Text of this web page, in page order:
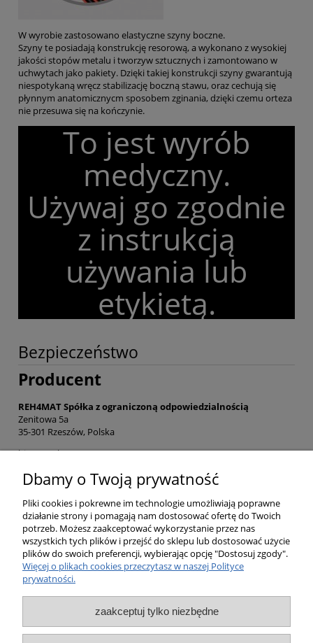
W wyrobie zastosowano elastyczne szyny boczne.
Szyny te posiadają konstrukcję resorową, a wykonano z wysokiej
jakości stopów metalu i tworzyw sztucznych i zamontowano w
uchwytach jako pakiety. Dzięki takiej konstrukcji szyny gwarantują
niespotykaną wręcz stabilizację boczną stawu, oraz cechują się
płynnym anatomicznycm sposobem zginania, dzięki czemu orteza
nie przesuwa się na kończynie.
To jest wyrób
medyczny.
Używaj go zgodnie
z instrukcją
używania lub
etykietą.
Bezpieczeństwo
Producent
REH4MAT Spółka z ograniczoną odpowiedzialnością
Zenitowa 5a
35-301 Rzeszów, Polska
biuro@reh4mat.com
Zgłoś problem z bezpieczeństwem produktu
Opinie o produkcie (0)
Pomoc
Moje konto
Dbamy o Twoją prywatność
Pliki cookies i pokrewne im technologie umożliwiają poprawne
działanie strony i pomagają nam dostosować ofertę do Twoich
potrzeb. Możesz zaakceptować wykorzystanie przez nas
wszystkich tych plików i przejść do sklepu lub dostosować użycie
plików do swoich preferencji, wybierając opcję "Dostosuj zgody".
Więcej o plikach cookies przeczytasz w naszej Polityce
prywatności.
zaakceptuj tylko niezbędne